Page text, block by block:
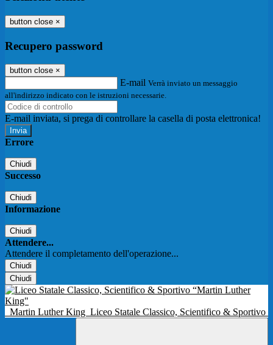
button close ×
Recupero password
button close ×
E-mail Verrà inviato un messaggio
all'indirizzo indicato con le istruzioni necessarie.
E-mail inviata, si prega di controllare la casella di posta elettronica!
Errore
Chiudi
Successo
Chiudi
Informazione
Chiudi
Attendere...
Attendere il completamento dell'operazione...
Chiudi
Chiudi
Martin Luther King Liceo Statale Classico, Scientifico & Sportivo